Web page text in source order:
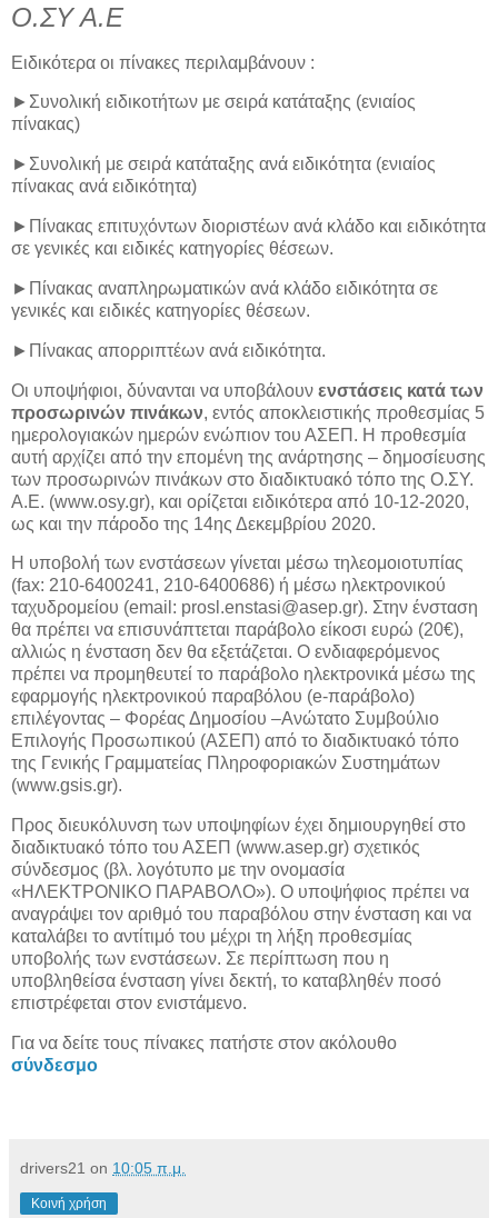
Ο.ΣΥ Α.Ε
Ειδικότερα οι πίνακες περιλαμβάνουν :
►Συνολική ειδικοτήτων με σειρά κατάταξης (ενιαίος
πίνακας)
►Συνολική με σειρά κατάταξης ανά ειδικότητα (ενιαίος
πίνακας ανά ειδικότητα)
►Πίνακας επιτυχόντων διοριστέων ανά κλάδο και ειδικότητα
σε γενικές και ειδικές κατηγορίες θέσεων.
►Πίνακας αναπληρωματικών ανά κλάδο ειδικότητα σε
γενικές και ειδικές κατηγορίες θέσεων.
►Πίνακας απορριπτέων ανά ειδικότητα.
Οι υποψήφιοι, δύνανται να υποβάλουν ενστάσεις κατά των
προσωρινών πινάκων, εντός αποκλειστικής προθεσμίας 5
ημερολογιακών ημερών ενώπιον του ΑΣΕΠ. Η προθεσμία
αυτή αρχίζει από την επομένη της ανάρτησης – δημοσίευσης
των προσωρινών πινάκων στο διαδικτυακό τόπο της Ο.ΣΥ.
Α.Ε. (www.osy.gr), και ορίζεται ειδικότερα από 10-12-2020,
ως και την πάροδο της 14ης Δεκεμβρίου 2020.
Η υποβολή των ενστάσεων γίνεται μέσω τηλεομοιοτυπίας
(fax: 210-6400241, 210-6400686) ή μέσω ηλεκτρονικού
ταχυδρομείου (email: prosl.enstasi@asep.gr). Στην ένσταση
θα πρέπει να επισυνάπτεται παράβολο είκοσι ευρώ (20€),
αλλιώς η ένσταση δεν θα εξετάζεται. Ο ενδιαφερόμενος
πρέπει να προμηθευτεί το παράβολο ηλεκτρονικά μέσω της
εφαρμογής ηλεκτρονικού παραβόλου (e-παράβολο)
επιλέγοντας – Φορέας Δημοσίου –Ανώτατο Συμβούλιο
Επιλογής Προσωπικού (ΑΣΕΠ) από το διαδικτυακό τόπο
της Γενικής Γραμματείας Πληροφοριακών Συστημάτων
(www.gsis.gr).
Προς διευκόλυνση των υποψηφίων έχει δημιουργηθεί στο
διαδικτυακό τόπο του ΑΣΕΠ (www.asep.gr) σχετικός
σύνδεσμος (βλ. λογότυπο με την ονομασία
«ΗΛΕΚΤΡΟΝΙΚΟ ΠΑΡΑΒΟΛΟ»). Ο υποψήφιος πρέπει να
αναγράψει τον αριθμό του παραβόλου στην ένσταση και να
καταλάβει το αντίτιμό του μέχρι τη λήξη προθεσμίας
υποβολής των ενστάσεων. Σε περίπτωση που η
υποβληθείσα ένσταση γίνει δεκτή, το καταβληθέν ποσό
επιστρέφεται στον ενιστάμενο.
Για να δείτε τους πίνακες πατήστε στον ακόλουθο
σύνδεσμο
drivers21 on 10:05 π.μ.
Κοινή χρήση